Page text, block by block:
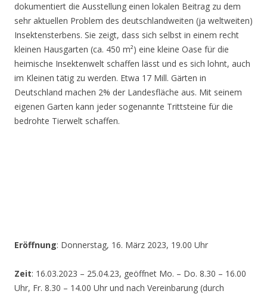
dokumentiert die Ausstellung einen lokalen Beitrag zu dem
sehr aktuellen Problem des deutschlandweiten (ja weltweiten)
Insektensterbens. Sie zeigt, dass sich selbst in einem recht
kleinen Hausgarten (ca. 450 m²) eine kleine Oase für die
heimische Insektenwelt schaffen lässt und es sich lohnt, auch
im Kleinen tätig zu werden. Etwa 17 Mill. Gärten in
Deutschland machen 2% der Landesfläche aus. Mit seinem
eigenen Garten kann jeder sogenannte Trittsteine für die
bedrohte Tierwelt schaffen.
Eröffnung: Donnerstag, 16. März 2023, 19.00 Uhr
Zeit: 16.03.2023 – 25.04.23, geöffnet Mo. – Do. 8.30 – 16.00
Uhr, Fr. 8.30 – 14.00 Uhr und nach Vereinbarung (durch